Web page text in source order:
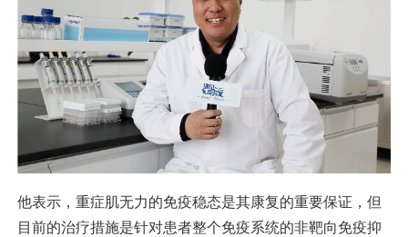
他表示，重症肌无力的免疫稳态是其康复的重要保证，但
目前的治疗措施是针对患者整个免疫系统的非靶向免疫抑